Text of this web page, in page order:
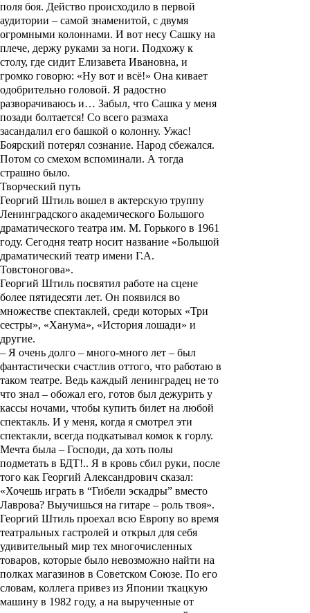
поля боя. Действо происходило в первой
аудитории – самой знаменитой, с двумя
огромными колоннами. И вот несу Сашку на
плече, держу руками за ноги. Подхожу к
столу, где сидит Елизавета Ивановна, и
громко говорю: «Ну вот и всё!» Она кивает
одобрительно головой. Я радостно
разворачиваюсь и… Забыл, что Сашка у меня
позади болтается! Со всего размаха
засандалил его башкой о колонну. Ужас!
Боярский потерял сознание. Народ сбежался.
Потом со смехом вспоминали. А тогда
страшно было.
Творческий путь
Георгий Штиль вошел в актерскую труппу
Ленинградского академического Большого
драматического театра им. М. Горького в 1961
году. Сегодня театр носит название «Большой
драматический театр имени Г.А.
Товстоногова».
Георгий Штиль посвятил работе на сцене
более пятидесяти лет. Он появился во
множестве спектаклей, среди которых «Три
сестры», «Ханума», «История лошади» и
другие.
– Я очень долго – много-много лет – был
фантастически счастлив оттого, что работаю в
таком театре. Ведь каждый ленинградец не то
что знал – обожал его, готов был дежурить у
кассы ночами, чтобы купить билет на любой
спектакль. И у меня, когда я смотрел эти
спектакли, всегда подкатывал комок к горлу.
Мечта была – Господи, да хоть полы
подметать в БДТ!.. Я в кровь сбил руки, после
того как Георгий Александрович сказал:
«Хочешь играть в “Гибели эскадры” вместо
Лаврова? Выучишься на гитаре – роль твоя».
Георгий Штиль проехал всю Европу во время
театральных гастролей и открыл для себя
удивительный мир тех многочисленных
товаров, которые было невозможно найти на
полках магазинов в Советском Союзе. По его
словам, коллега привез из Японии ткацкую
машину в 1982 году, а на вырученные от